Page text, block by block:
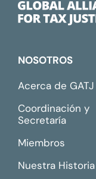
NOSOTROS
Acerca de GATJ
Coordinación y
Secretaría
Miembros
Nuestra Historia